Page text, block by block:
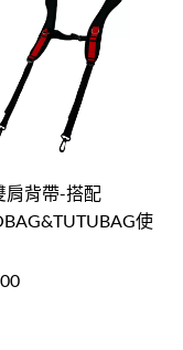
肩背帶-搭配
使